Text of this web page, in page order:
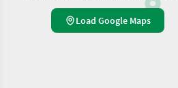
Load Google Maps